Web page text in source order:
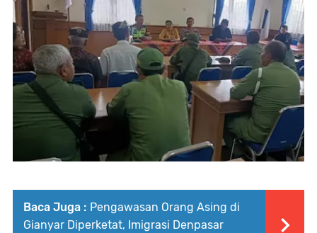
Baca Juga : Pengawasan Orang Asing di
Gianyar Diperketat, Imigrasi Denpasar